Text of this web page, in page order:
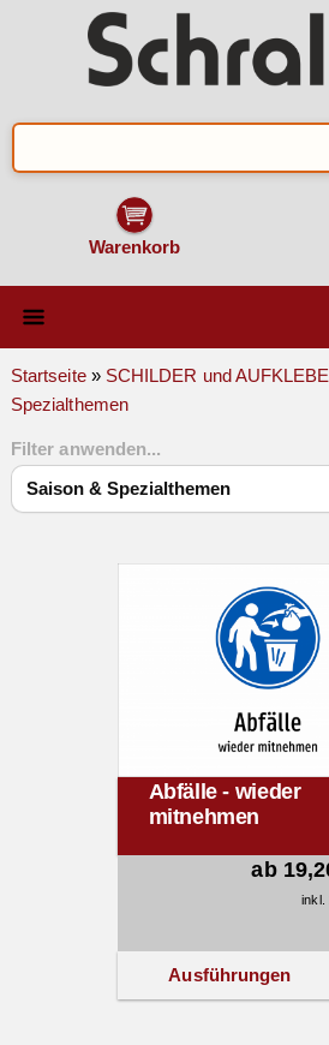
Warenkorb
Qualität & Technik
VERKEHRSZEICHEN
Startseite» SCHILDER und
Spezialthemen
Filter anwenden...
Abfälle - wieder
mitnehmen
ab
inkl.
Ausführungen